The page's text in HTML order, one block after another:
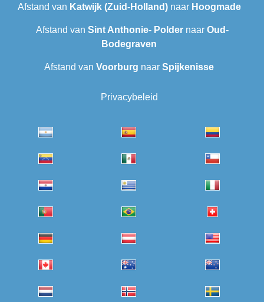
Afstand van Katwijk (Zuid-Holland)naar Hoogmade
Afstand van Sint Anthonie- Poldernaar Oud-
Bodegraven‎
Afstand van Voorburg naar Spijkenisse
Privacybeleid